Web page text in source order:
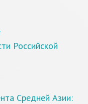
Российской
Средней Азии: